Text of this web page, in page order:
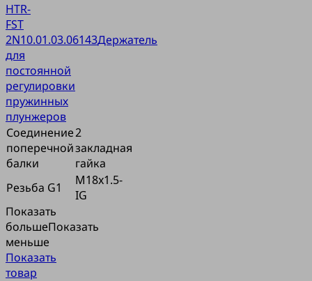
HTR-
FST
2N10.01.03.06143Держатель
для
постоянной
регулировки
пружинных
плунжеров
Соединение
поперечной
балки
2
закладная
гайка
Резьба G1
M18x1.5-
IG
Показать
большеПоказать
меньше
Показать
товар